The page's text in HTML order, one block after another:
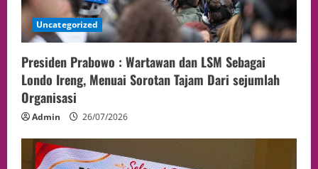
Uncategorized
Presiden Prabowo : Wartawan dan LSM Sebagai
Londo Ireng, Menuai Sorotan Tajam Dari sejumlah
Organisasi
Admin 26/07/2026